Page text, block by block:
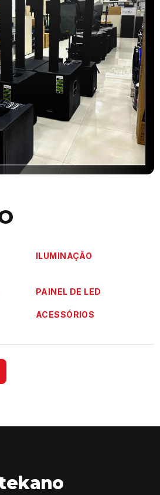
ILUMINAÇÃO
PAINEL DE LED
ACESSÓRIOS